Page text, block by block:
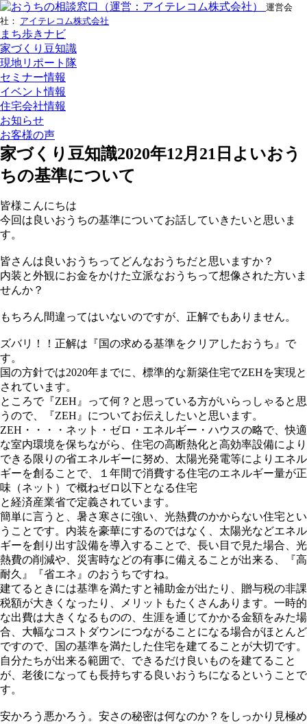
運営会
社： アイテレコム株式会社
まち歩きナビ
家づくり豆知識
現地リポート隊
セミナー情報
イベント情報
住宅会社情報
お知らせ
お客様の声
家づくり豆知識2020年12月21日 よいおう
ちの基準について
皆様こんにちは
今回は良いおうちの基準についてお話していきたいと思いま
す。
皆さんは良いおうちってどんなおうちだと思いますか？
内装と外観にお金をかけた立派なおうちって想像された方いま
せんか？
もちろん間違ってはいないのですが、正解でもありません。
ズバリ！！正解は『国の求める基準をクリアしたおうち』で
す。
国の方針では2020年までに、標準的な新築住宅でZEHを実現と
されています。
ところで『ZEH』って何？と思っている方がいらっしゃると思
うので、『ZEH』についてお伝えしたいと思います。
ZEH・・・・ネット・ゼロ・エネルギー・ハウスの略で、快適
な室内環境を保ちながら、住宅の⾼断熱化と⾼効率設備により
できる限りの省エネルギーに努め、太陽光発電等によりエネル
ギーを創ることで、１年間で消費する住宅のエネルギー量が正
味（ネット）で概ねゼロ以下となる住宅
と経済産業省で定義されています。
簡単に言うと、暑さ寒さに強い、光熱費のかからない住宅とい
うことです。内装を豪華にするのではなく、太陽光などエネル
ギーを創り出す設備を導入することで、長い目で見た場合、光
熱費の削減や、災害時などの有事に備えることが出来る、『高
耐久』『省エネ』のおうちですね。
建てるときには基準を満たすと補助金が出たり、贈与税の非課
税額が大きくなったり、メリットもたくさんあります。一時的
な出費は大きくなるものの、生涯を通じてかかる金額をみた場
合、大幅なコストダウンにつながることになる場合がほとんど
ですので、国の基準を満たした住宅を建てることが大切です。
自分たちが出来る範囲で、できるだけ良いものを建てること
が、老後になっても長持ちする良いおうちになるということで
す。
安かろう悪かろう。安さの秘密は何なのか？をしっかり見極め